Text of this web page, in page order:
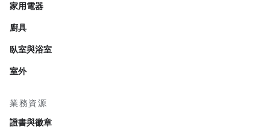
家用電器
廚具
臥室與浴室
室外
業務資源
證書與徽章